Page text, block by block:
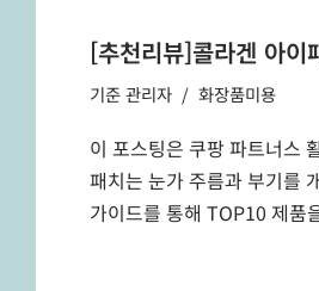
[추천리뷰]콜라겐 아
기준관리자 화장품미용
이 포스팅은 쿠팡 파트너스
패치는 눈가 주름과 부기를
가이드를 통해 TOP10 제품